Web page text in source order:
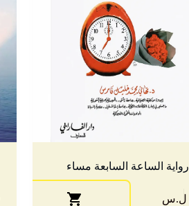
رواية الساعة السابعة مساء